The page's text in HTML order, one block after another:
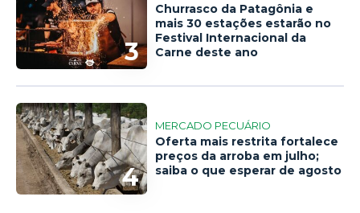
3
Churrasco da Patagônia e
mais 30 estações estarão no
Festival Internacional da
Carne deste ano
4
MERCADO PECUÁRIO
Oferta mais restrita fortalece
preços da arroba em julho;
saiba o que esperar de agosto